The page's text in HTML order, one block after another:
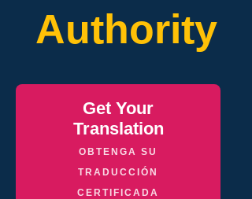
Authority
Get Your
Translation
OBTENGA SU
TRADUCCIÓN
CERTIFICADA